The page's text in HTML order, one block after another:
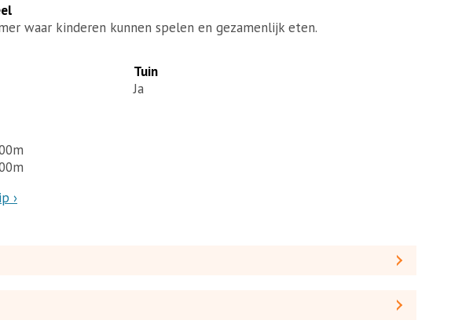
waar kinderen kunnen spelen en gezamenlijk eten.
Tuin
Ja
›